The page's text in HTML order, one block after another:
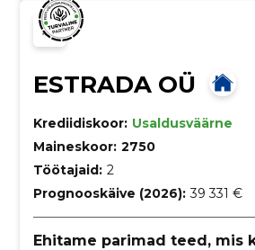
ESTRADA OÜ
Krediidiskoor: Usaldusväärne
Maineskoor: 2750
Töötajaid: 2
Prognooskäive (2026): 39 331 €
Ehitame parimad teed, mis